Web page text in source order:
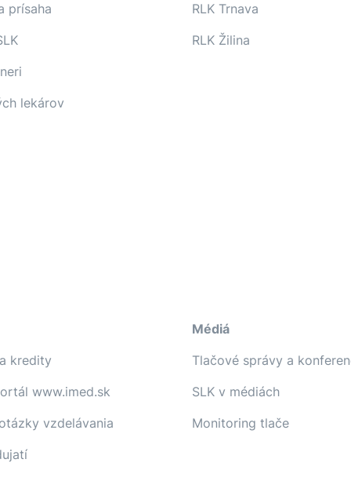
prísaha
lekárov
RLK Trnava
RLK Žilina
kredity
www.imed.sk
vzdelávania
Médiá
Tlačové správy a
SLK v médiách
Monitoring tlače